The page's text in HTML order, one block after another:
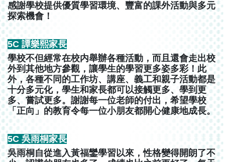
感謝學校提供優質學習環境、豐富的課外活動與多元
探索機會！
5C 譚樂熙家長
學校不但經常在校内舉辦各種活動，而且還會走出校
外到其他地方參觀，讓學生的學習更多姿多彩！此
外，各種不同的工作坊、講座、義工和親子活動都是
十分多元化，學生和家長都可以接觸更多、學到更
多、嘗試更多。謝謝每一位老師的付出，希望學校
「正向」的教育令每一位小朋友都開心健康地成長。
5C 吳雨桐家長
吳雨桐自從進入黃福鑾學習以來，性格變得開朗了不